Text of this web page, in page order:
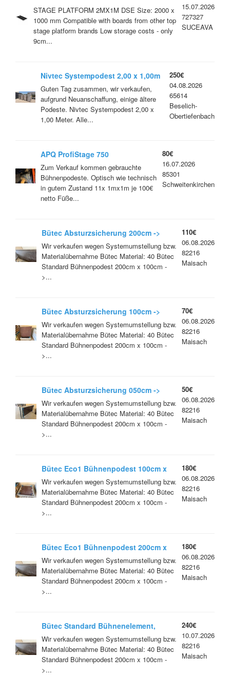
STAGE PLATFORM 2MX1M DSE Size: 2000 x
1000 mm Compatible with boards from other top
stage platform brands Low storage costs - only
9cm...
15.07.2026
727327
SUCEAVA
Nivtec Systempodest 2,00 x 1,00m
gebraucht
Guten Tag zusammen, wir verkaufen,
aufgrund Neuanschaffung, einige ältere
Podeste. Nivtec Systempodest 2,00 x
1,00 Meter. Alle...
250€
04.08.2026
65614
Beselich-
Obertiefenbach
APQ ProfiStage 750
Bühnenpodeste
Zum Verkauf kommen gebrauchte
Bühnenpodeste. Optisch wie technisch
in gutem Zustand 11x 1mx1m je 100€
netto Füße...
80€
16.07.2026
85301
Schweitenkirchen
Bütec Absturzsicherung 200cm ->
Geländer
Wir verkaufen wegen Systemumstellung bzw.
Materialübernahme Bütec Material: 40 Bütec
Standard Bühnenpodest 200cm x 100cm -
>...
110€
06.08.2026
82216
Maisach
Bütec Absturzsicherung 100cm ->
Geländer
Wir verkaufen wegen Systemumstellung bzw.
Materialübernahme Bütec Material: 40 Bütec
Standard Bühnenpodest 200cm x 100cm -
>...
70€
06.08.2026
82216
Maisach
Bütec Absturzsicherung 050cm ->
Geländer
Wir verkaufen wegen Systemumstellung bzw.
Materialübernahme Bütec Material: 40 Bütec
Standard Bühnenpodest 200cm x 100cm -
>...
50€
06.08.2026
82216
Maisach
Bütec Eco1 Bühnenpodest 100cm x
100cm
Wir verkaufen wegen Systemumstellung bzw.
Materialübernahme Bütec Material: 40 Bütec
Standard Bühnenpodest 200cm x 100cm -
>...
180€
06.08.2026
82216
Maisach
Bütec Eco1 Bühnenpodest 200cm x
050cm
Wir verkaufen wegen Systemumstellung bzw.
Materialübernahme Bütec Material: 40 Bütec
Standard Bühnenpodest 200cm x 100cm -
>...
180€
06.08.2026
82216
Maisach
Bütec Standard Bühnenelement,
Outdoor, 2,00m x 1,00m
Wir verkaufen wegen Systemumstellung bzw.
Materialübernahme Bütec Material: 40 Bütec
Standard Bühnenpodest 200cm x 100cm -
>...
240€
10.07.2026
82216
Maisach